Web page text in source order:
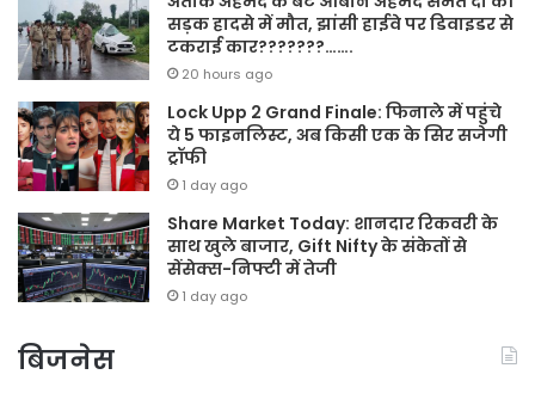
सड़क हादसे में मौत, झांसी हाईवे पर डिवाइडर से
टकराई कार???????…….
20 hours ago
Lock Upp 2 Grand Finale: फिनाले में पहुंचे
ये 5 फाइनलिस्ट, अब किसी एक के सिर सजेगी
ट्रॉफी
1 day ago
Share Market Today: शानदार रिकवरी के
साथ खुले बाजार, Gift Nifty के संकेतों से
सेंसेक्स-निफ्टी में तेजी
1 day ago
बिजनेस